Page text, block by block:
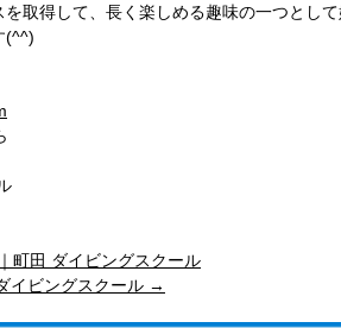
取得して、長く楽しめる趣味の一つとし
(^^)
町田 ダイビングスクール
イビングスクール →